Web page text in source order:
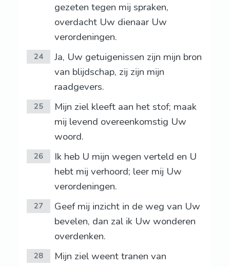
gezeten tegen mij spraken,
overdacht Uw dienaar Uw
verordeningen.
24
Ja, Uw getuigenissen zijn mijn bron
van blijdschap, zij zijn mijn
raadgevers.
25
Mijn ziel kleeft aan het stof; maak
mij levend overeenkomstig Uw
woord.
26
Ik heb U mijn wegen verteld en U
hebt mij verhoord; leer mij Uw
verordeningen.
27
Geef mij inzicht in de weg van Uw
bevelen, dan zal ik Uw wonderen
overdenken.
28
Mijn ziel weent tranen van